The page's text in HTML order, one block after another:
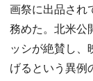
画祭に出品され
務めた。北米公
ッシが絶賛し、
げるという異例